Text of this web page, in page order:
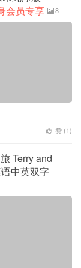
会员专享 8
赞 (1)
Terry and
中英双字